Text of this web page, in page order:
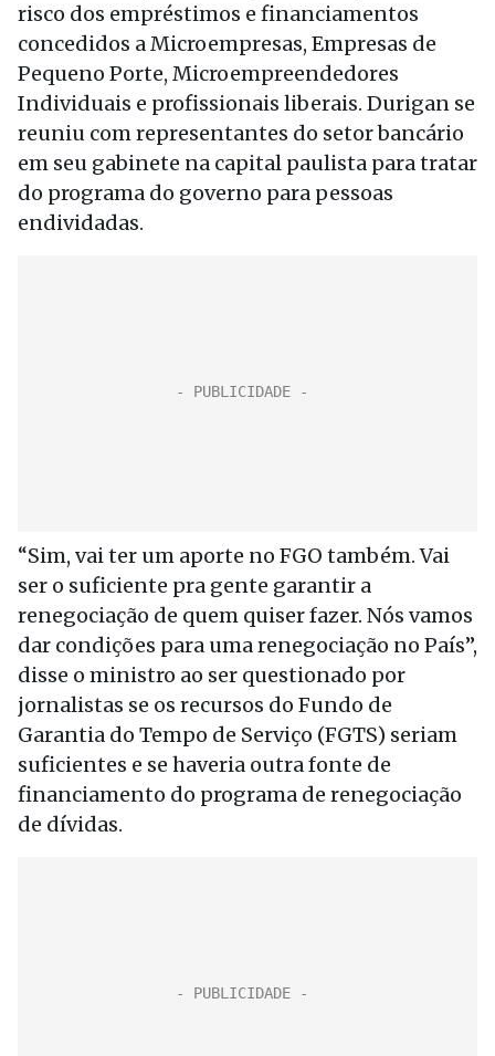
risco dos empréstimos e financiamentos
concedidos a Microempresas, Empresas de
Pequeno Porte, Microempreendedores
Individuais e profissionais liberais. Durigan se
reuniu com representantes do setor bancário
em seu gabinete na capital paulista para tratar
do programa do governo para pessoas
endividadas.
“Sim, vai ter um aporte no FGO também. Vai
ser o suficiente pra gente garantir a
renegociação de quem quiser fazer. Nós vamos
dar condições para uma renegociação no País”,
disse o ministro ao ser questionado por
jornalistas se os recursos do Fundo de
Garantia do Tempo de Serviço (FGTS) seriam
suficientes e se haveria outra fonte de
financiamento do programa de renegociação
de dívidas.